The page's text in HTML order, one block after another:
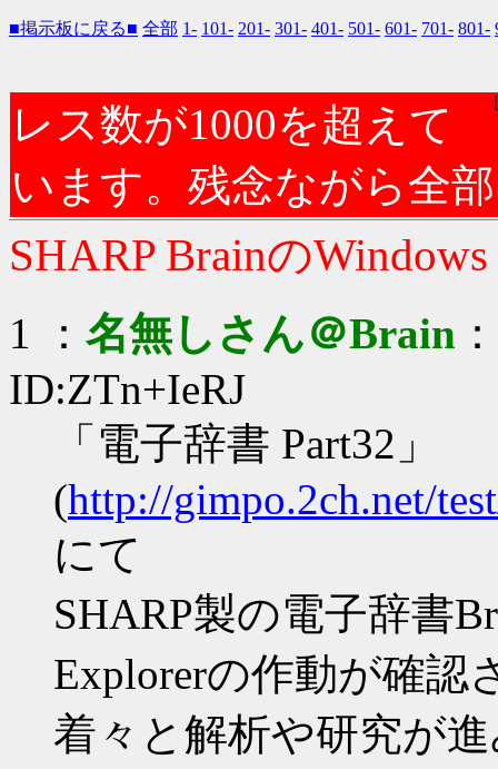
■掲示板に戻る■ 全部 1- 101- 201- 301- 401- 501- 601- 701- 801-
レス数が1000を超えて
います。残念ながら全
SHARP Brainの
1 ： 名無しさん＠Brain
ID:ZTn+IeRJ
「電子辞書 Part32」
(http://gimpo.2ch.net/
にて
SHARP製の電子辞書
Explorerの作動が確認
着々と解析や研究が